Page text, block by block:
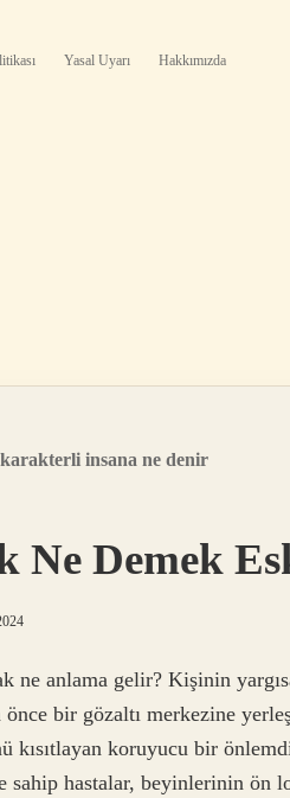
Yasal Uyarı Hakkımızda
insana ne denir
Ne Demek
ne anlama gelir? Kişinin
önce bir gözaltı merkezine
kısıtlayan koruyucu bir
sahip hastalar, beyinlerinin ön